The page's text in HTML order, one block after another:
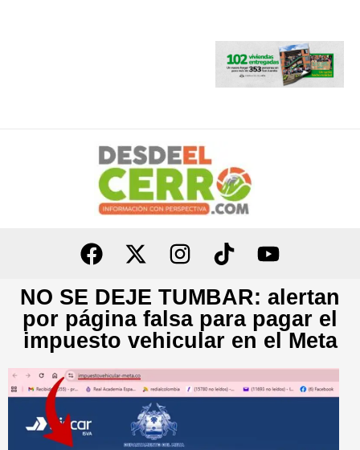
NO SE DEJE TUMBAR: alertan
por página falsa para pagar el
impuesto vehicular en el Meta